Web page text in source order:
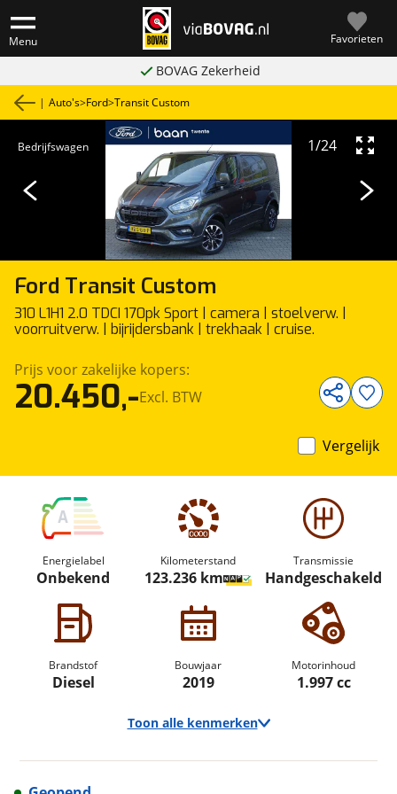
Menu Favorieten
BOVAG Zekerheid
| Auto's>Ford>Transit Custom
Ford Transit Custom
310 L1H1 2.0 TDCI 170pk Sport | camera | stoelverw. |
voorruitverw. | bijrijdersbank | trekhaak | cruise.
Bedrijfswagen 1/24
A
Energielabel
Onbekend
Kilometerstand
123.236 km
Transmissie
Handgeschakeld
Brandstof
Diesel
Bouwjaar
2019
Motorinhoud
1.997 cc
Toon alle kenmerken
Prijs voor zakelijke kopers:
20.450,-Excl. BTW
Vergelijk